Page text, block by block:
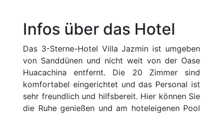
Infos über das Hotel
Das 3-Sterne-Hotel Villa Jazmin ist umgeben
von Sanddünen und nicht weit von der Oase
Huacachina entfernt. Die 20 Zimmer sind
komfortabel eingerichtet und das Personal ist
sehr freundlich und hilfsbereit. Hier können Sie
die Ruhe genießen und am hoteleigenen Pool